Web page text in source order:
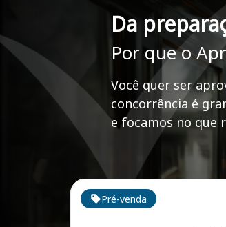
Da
Por que o
Você quer ser
concorrência é
e focamos no que
Cursos em destaque para passar
Pré-venda